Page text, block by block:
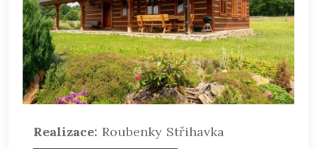
Realizace: Roubenky Střihavka